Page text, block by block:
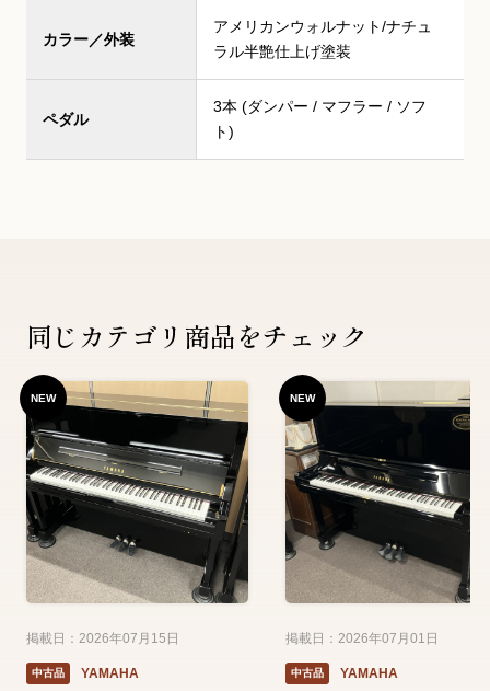
カラー／外装
アメリカンウォルナット/ナチュ
ラル半艶仕上げ塗装
ペダル
3本 (ダンパー / マフラー / ソフ
ト)
同じカテゴリ商品をチェック
NEW
掲載日：2026年07月15日
中古品 YAMAHA
NEW
掲載日：2026年07月01日
中古品 YAMAHA